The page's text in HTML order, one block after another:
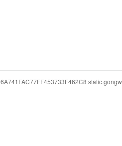
6A741FAC77FF453733F462C8